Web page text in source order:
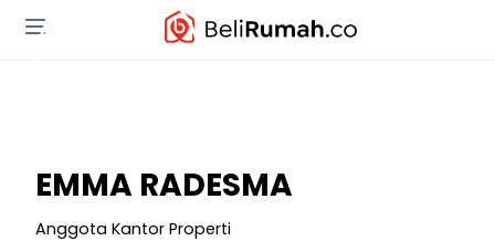
EMMA RADESMA
Anggota Kantor Properti